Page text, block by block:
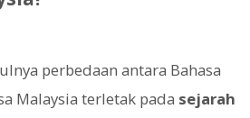
perbedaan antara Bahasa
Malaysia terletak pada sejarah